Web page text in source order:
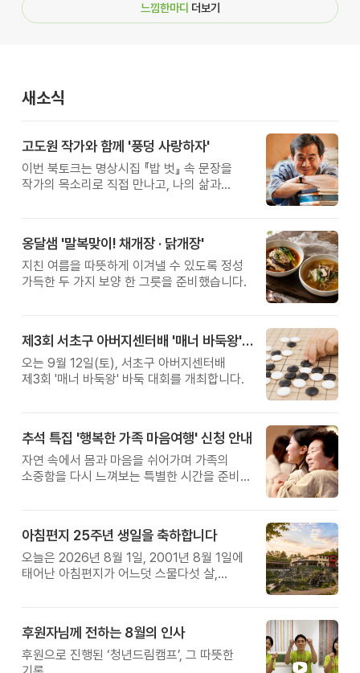
느낌한마디 더보기
새소식
고도원 작가와 함께 '풍덩 사랑하자'
이번 북토크는 명상시집 『밥 벗』 속 문장을
작가의 목소리로 직접 만나고, 나의 삶과
옹달샘 '말복맞이! 채개장 · 닭개장'
지친 여름을 따뜻하게 이겨낼 수 있도록 정성
가득한 두 가지 보양 한 그릇을 준비했습니다.
제3회 서초구 아버지센터배 '매너 바둑왕' 대회
오는 9월 12일(토), 서초구 아버지센터배
제3회 '매너 바둑왕' 바둑 대회를 개최합니다.
추석 특집 '행복한 가족 마음여행' 신청 안내
자연 속에서 몸과 마음을 쉬어가며 가족의
소중함을 다시 느껴보는 특별한 시간을 준비해
아침편지 25주년 생일을 축하합니다
오늘은 2026년 8월 1일, 2001년 8월 1일에
태어난 아침편지가 어느덧 스물다섯 살,
후원자님께 전하는 8월의 인사
후원으로 진행된 ‘청년드림캠프’, 그 따뜻한